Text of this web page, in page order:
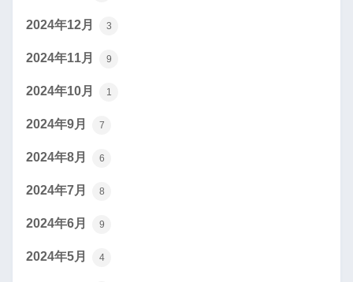
2024年12月 3
2024年11月 9
2024年10月 1
2024年9月 7
2024年8月 6
2024年7月 8
2024年6月 9
2024年5月 4